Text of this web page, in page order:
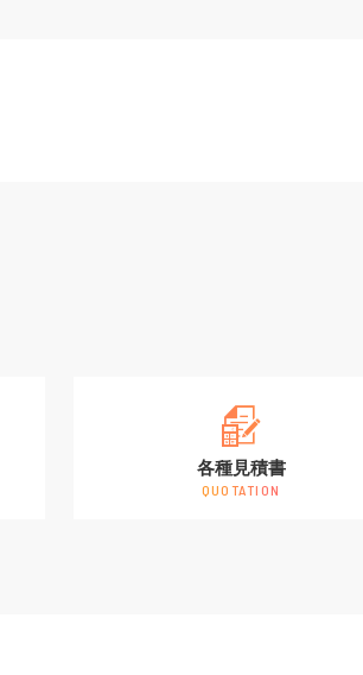
各種見積書
QUOTATION